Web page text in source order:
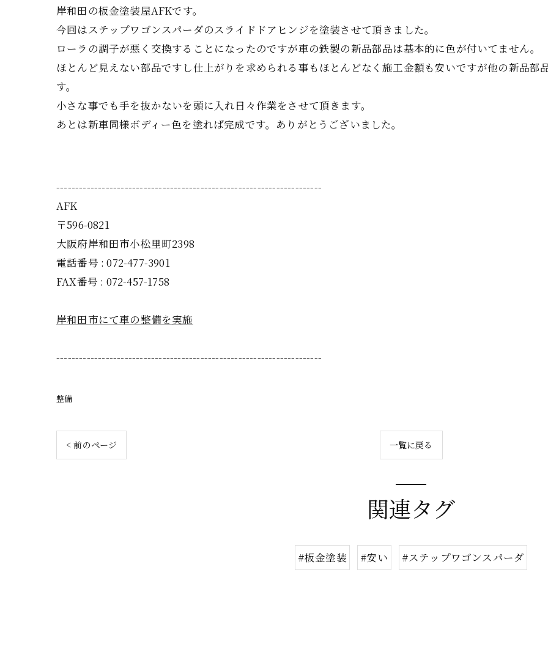
岸和田の板金塗装屋AFKです。
今回はステップワゴンスパーダのスライドドアヒンジを塗装させて頂きました。
ローラの調子が悪く交換することになったのですが車の鉄製の新品部品は基本的に色が付いてません。
ほとんど見えない部品ですし仕上がりを求められる事もほとんどなく施工金額も安いですが他の新品部
す。
小さな事でも手を抜かないを頭に入れ日々作業をさせて頂きます。
あとは新車同様ボディー色を塗れば完成です。ありがとうございました。
----------------------------------------------------------------------
AFK
〒596-0821
大阪府岸和田市小松里町2398
電話番号 : 072-477-3901
FAX番号 : 072-457-1758
岸和田市にて車の整備を実施
----------------------------------------------------------------------
整備
< 前のページ 一覧に戻る
関連タグ
#板金塗装 #安い #ステップワゴンスパーダ